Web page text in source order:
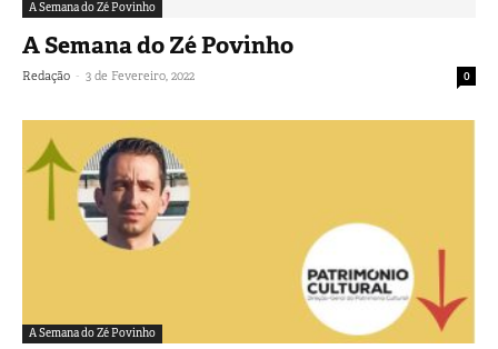
A Semana do Zé Povinho
A Semana do Zé Povinho
Redação - 3 de Fevereiro, 2022 0
A Semana do Zé Povinho